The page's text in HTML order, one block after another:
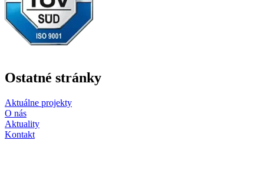
Ostatné stránky
Aktuálne projekty
O nás
Aktuality
Kontakt